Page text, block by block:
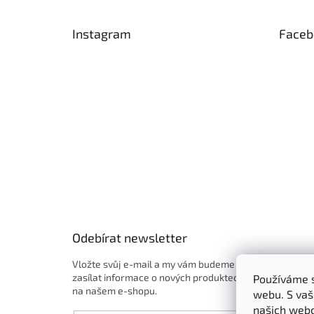
Používáme
webu. S
našich
Instagram
Odebírat newsletter
Vložte svůj e-mail a my vám budeme
zasílat informace o nových produktech
na našem e-shopu.